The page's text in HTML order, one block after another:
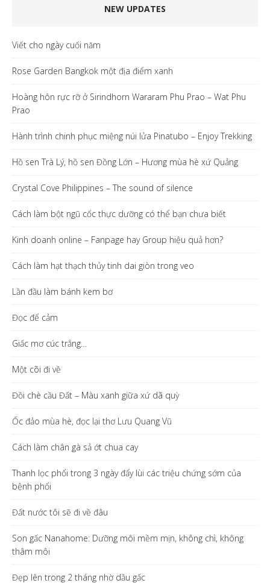
NEW UPDATES
Viết cho ngày cuối năm
Rose Garden Bangkok một địa điểm xanh
Hoàng hôn rực rỡ ở Sirindhorn Wararam Phu Prao – Wat Phu
Prao
Hành trình chinh phục miệng núi lửa Pinatubo – Enjoy Trekking
Hồ sen Trà Lý, hồ sen Đồng Lớn – Hương mùa hè xứ Quảng
Crystal Cove Philippines – The sound of silence
Cách làm bột ngũ cốc thực dưỡng có thể bạn chưa biết
Kinh doanh online – Fanpage hay Group hiệu quả hơn?
Cách làm hạt thạch thủy tinh dai giòn trong veo
Lần đầu làm bánh kem bơ
Đọc để cảm
Giấc mơ cúc trắng…
Một cõi đi về
Đồi chè cầu Đất – Màu xanh giữa xứ dã quỳ
Ốc đảo mùa hè, đọc lại thơ Lưu Quang Vũ
Cách làm chân gà sả ớt chua cay
Thanh lọc phổi trong 3 ngày đẩy lùi các triệu chứng sớm của
bệnh phổi
Đất nước tôi sẽ đi về đâu
Son gấc Nanahome: Dưỡng môi mềm mịn, không chì, không
thâm môi
Đẹp lên trong 2 tháng nhờ dầu gấc